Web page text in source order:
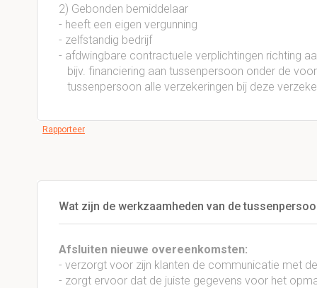
2) Gebonden bemiddelaar
- heeft een eigen vergunning
- zelfstandig bedrijf
- afdwingbare contractuele verplichtingen richting
bijv. financiering aan tussenpersoon onder de
tussenpersoon alle verzekeringen bij deze
Rapporteer
Wat zijn de werkzaamheden van de
Afsluiten nieuwe overeenkomsten:
- verzorgt voor zijn klanten de communicatie met
- zorgt ervoor dat de juiste gegevens voor het